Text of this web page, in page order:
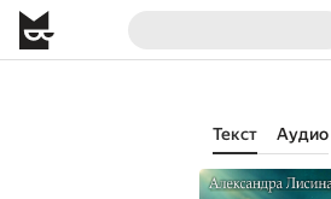
Текст Аудио